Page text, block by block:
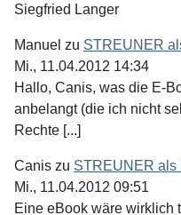
Siegfried Langer
Manuel zu STREUNER
Mi., 11.04.2012 14:34
Hallo, Canis, was die E-
anbelangt (die ich nicht
Rechte [...]
Canis zu STREUNER als
Mi., 11.04.2012 09:51
Eine eBook wäre wirklich